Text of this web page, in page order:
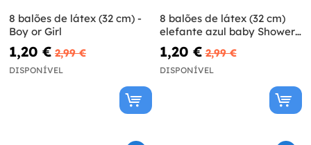
8 balões de látex (32 cm) -
Boy or Girl
1,20 € 2,99 €
DISPONÍVEL
8 balões de látex (32 cm)
elefante azul baby Shower -
Blue Floral Elephant
1,20 € 2,99 €
DISPONÍVEL